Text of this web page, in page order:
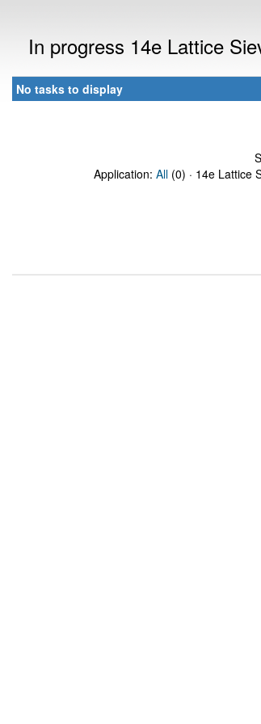
In progress 14e Lattice
No tasks to display
Application: All (0) · 14e Lattice